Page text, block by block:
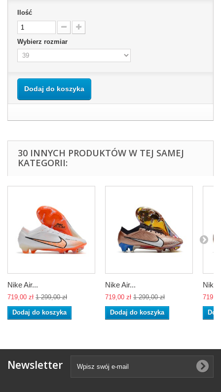
Ilość
Wybierz rozmiar
Dodaj do koszyka
30 INNYCH PRODUKTÓW W TEJ SAMEJ
KATEGORII:
Nike Air...
719,00 zł 1 299,00 zł
Dodaj do koszyka
Nike Air...
719,00 zł 1 299,00 zł
Dodaj do koszyka
Nike
Newsletter